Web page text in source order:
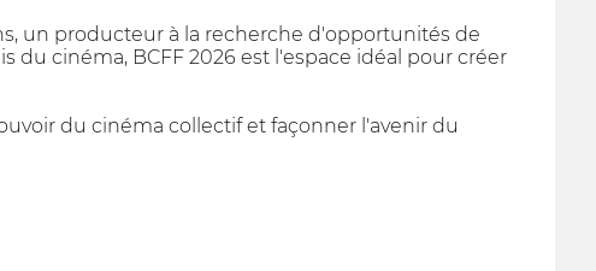
un producteur à la recherche d'opportunités de
cinéma, BCFF 2026 est l'espace idéal pour créer
du cinéma collectif et façonner l'avenir du